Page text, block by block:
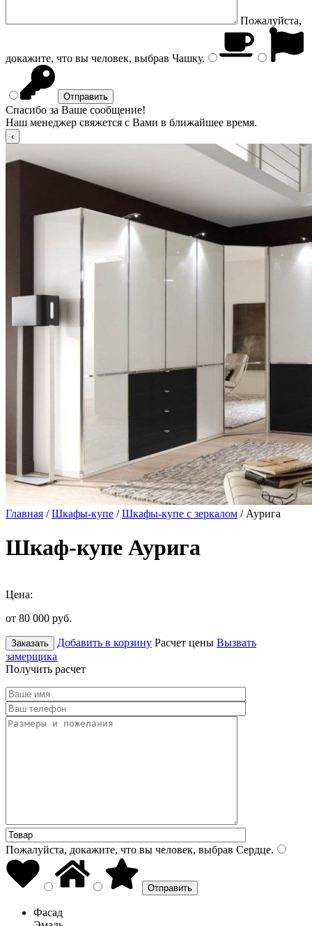
Пожалуйста,
докажите, что вы человек, выбрав Чашку.
Спасибо за Ваше сообщение!
Наш менеджер свяжется с Вами в ближайшее время.
Главная /Шкафы-купе /Шкафы-купе с зеркалом / Аурига
Шкаф-купе Аурига
Цена:
от 80 000 руб.
Заказать Добавить в корзину Расчет цены Вызвать
замерщика
Получить расчет
Пожалуйста, докажите, что вы человек, выбрав Сердце.
Фасад